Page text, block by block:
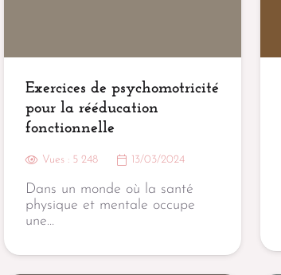
Exercices de psychomotricité
pour la rééducation
fonctionnelle
Vues : 5 248 13/03/2024
Dans un monde où la santé
physique et mentale occupe
une…